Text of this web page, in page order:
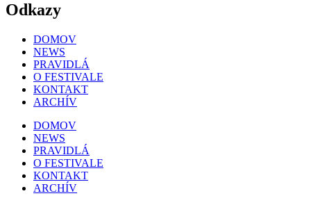
Odkazy
DOMOV
NEWS
PRAVIDLÁ
O FESTIVALE
KONTAKT
ARCHÍV
DOMOV
NEWS
PRAVIDLÁ
O FESTIVALE
KONTAKT
ARCHÍV